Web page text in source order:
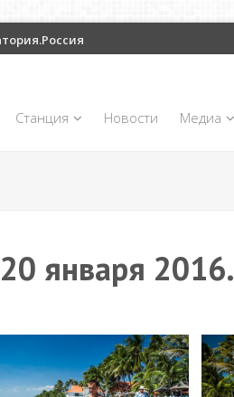
Станция Новости Медиа
января 2016.